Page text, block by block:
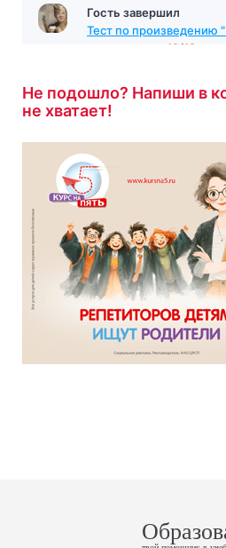
Гость завершил
Тест по произведению
Не подошло? Напиши в
не хватает!